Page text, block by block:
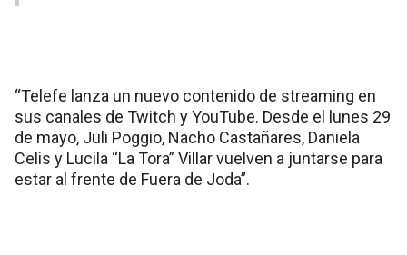
“Telefe lanza un nuevo contenido de streaming en
sus canales de Twitch y YouTube. Desde el lunes 29
de mayo, Juli Poggio, Nacho Castañares, Daniela
Celis y Lucila “La Tora” Villar vuelven a juntarse para
estar al frente de Fuera de Joda”.